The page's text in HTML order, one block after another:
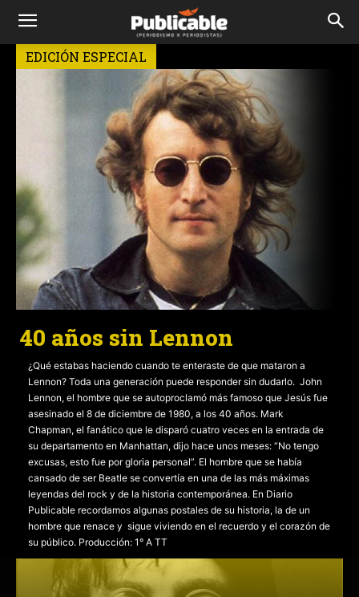
EDICIÓN ESPECIAL
40 años sin Lennon
¿Qué estabas haciendo cuando te enteraste de que mataron a
Lennon? Toda una generación puede responder sin dudarlo. John
Lennon, el hombre que se autoproclamó más famoso que Jesús fue
asesinado el 8 de diciembre de 1980, a los 40 años. Mark
Chapman, el fanático que le disparó cuatro veces en la entrada de
su departamento en Manhattan, dijo hace unos meses: “No tengo
excusas, esto fue por gloria personal”. El hombre que se había
cansado de ser Beatle se convertía en una de las más máximas
leyendas del rock y de la historia contemporánea. En Diario
Publicable recordamos algunas postales de su historia, la de un
hombre que renace y sigue viviendo en el recuerdo y el corazón de
su público. Producción: 1° A TT